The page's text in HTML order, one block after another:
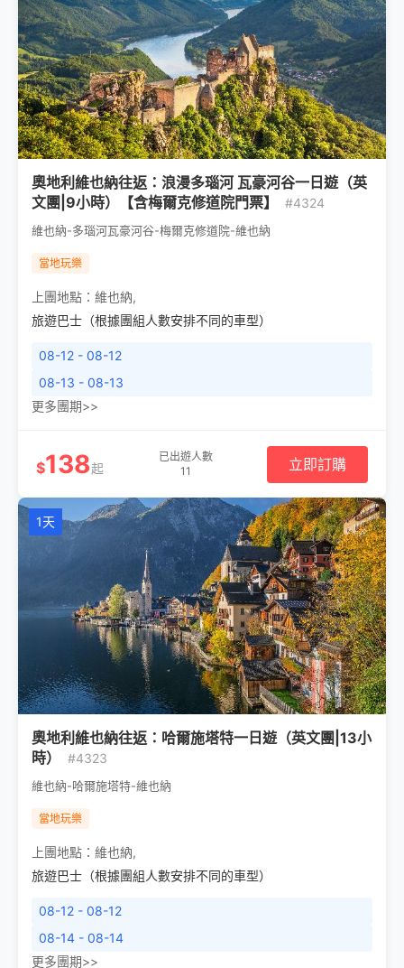
奧地利維也納往返：浪漫多瑙河 瓦豪河谷一日遊（英
文團|9小時）【含梅爾克修道院門票】
#4324
維也納-多瑙河瓦豪河谷-梅爾克修道院-維也納
當地玩樂
上團地點： 維也納,
旅遊巴士（根據團組人數安排不同的車型）
08-12 - 08-12
08-13 - 08-13
更多團期>>
$138起
已出遊人數
11
立即訂購
1天
奧地利維也納往返：哈爾施塔特一日遊（英文團|13小
時）
#4323
維也納-哈爾施塔特-維也納
當地玩樂
上團地點： 維也納,
旅遊巴士（根據團組人數安排不同的車型）
08-12 - 08-12
08-14 - 08-14
更多團期>>